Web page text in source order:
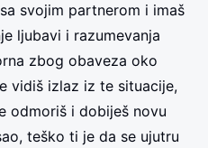
svojim partnerom i imaš
ljubavi i razumevanja
zbog obaveza oko
vidiš izlaz iz te situacije,
odmoriš i dobiješ novu
teško ti je da se ujutru